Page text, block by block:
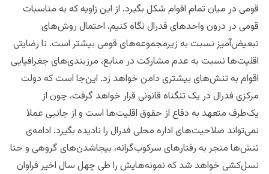
قومی در میان تمام اقوام شکل بگیرد. از این زاویه که به مناسبات
قومی در درون واحدهای فدرال نگاه کنیم، احتمال روش‌های
تبعیض‌آمیز نسبت به زیرمجموعه‌های قومی بیشتر است. نا رضایتی
اقلیت‌ها نسبت به عدم مشارکت در منابع، مرزبندی‌های جغرافیایی
اقوام به تنش‌های بیشتری دامن خواهد زد. این‌جا است که دولت
مرکزی فدرال در یک تنگناه قانونی قرار خواهد گرفت، چون از
یک‌طرف متعهد به دفاع از حقوق اقلیت‌ها است و از جانبی عملا
نمی‌تواند صلاحیت‌های اداره محلی فدرال را نادیده بگیرد. ادامه‌ی
تنش‌ها منجر به رفتارهای سرکوب‌گرانه، بیجاشدن‌های گروهی و حتا
نسل‌کشی خواهد شد که نمونه‌هایش را طی چهل سال اخیر فراوان